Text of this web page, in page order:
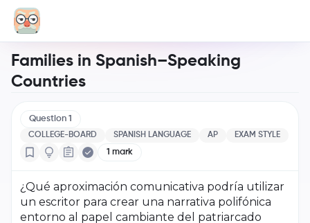
Families in Spanish–Speaking
Countries
Question 1
COLLEGE-BOARD SPANISH LANGUAGE AP EXAM STYLE
1 mark
¿Qué aproximación comunicativa podría utilizar
un escritor para crear una narrativa polifónica
entorno al papel cambiante del patriarcado